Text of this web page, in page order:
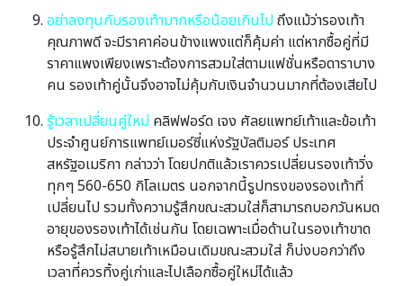
อย่าลงทุนกับรองเท้ามากหรือน้อยเกินไปถึงแม้ว่ารองเท้า
คุณภาพดี จะมีราคาค่อนข้างแพงแต่ก็คุ้มค่า แต่หากซื้อคู่ที่มี
ราคาแพงเพียงเพราะต้องการสวมใส่ตามแฟชั่นหรือดาราบาง
คน รองเท้าคู่นั้นจึงอาจไม่คุ้มกับเงินจํานวนมากที่ต้องเสียไป
รู้เวลาเปลี่ยนคู่ใหม่ คลิฟฟอร์ด เจง ศัลยแพทย์เท้าและข้อเท้า
ประจําศูนย์การแพทย์เมอร์ซี่แห่งรัฐบัลติมอร์ ประเทศ
สหรัฐอเมริกา กล่าวว่า โดยปกติแล้วเราควรเปลี่ยนรองเท้าวิ่ง
ทุกๆ 560-650 กิโลเมตร นอกจากนี้รูปทรงของรองเท้าที่
เปลี่ยนไป รวมทั้งความรู้สึกขณะสวมใส่ก็สามารถบอกวันหมด
อายุของรองเท้าได้เช่นกัน โดยเฉพาะเมื่อด้านในรองเท้าขาด
หรือรู้สึกไม่สบายเท้าเหมือนเดิมขณะสวมใส่ ก็บ่งบอกว่าถึง
เวลาที่ควรทิ้งคู่เก่าและไปเลือกซื้อคู่ใหม่ได้แล้ว